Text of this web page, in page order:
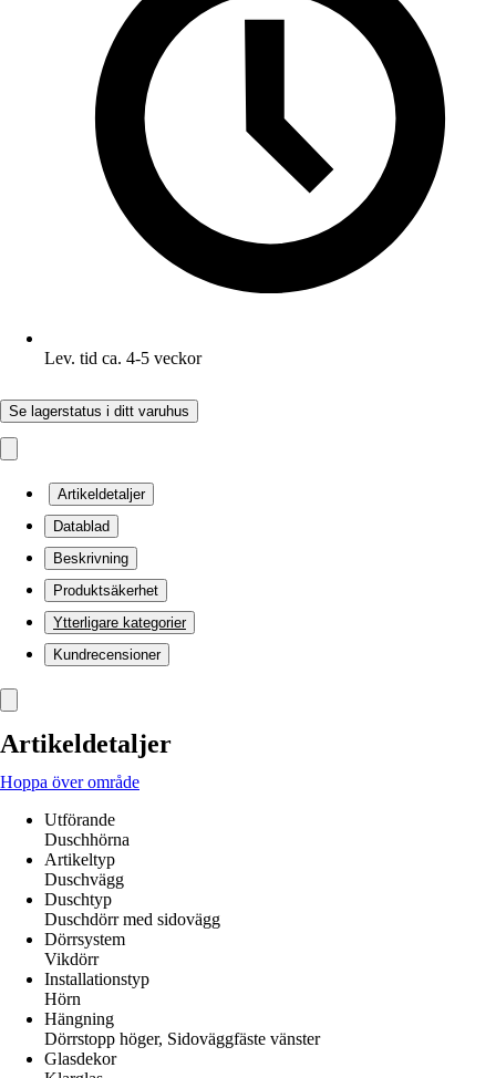
Lev. tid ca. 4-5 veckor
Se lagerstatus i ditt varuhus
Artikeldetaljer
Datablad
Beskrivning
Produktsäkerhet
Ytterligare kategorier
Kundrecensioner
Artikeldetaljer
Hoppa över område
Utförande
Duschhörna
Artikeltyp
Duschvägg
Duschtyp
Duschdörr med sidovägg
Dörrsystem
Vikdörr
Installationstyp
Hörn
Hängning
Dörrstopp höger, Sidoväggfäste vänster
Glasdekor